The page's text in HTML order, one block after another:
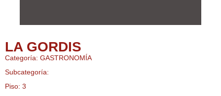
LA GORDIS
Categoría: GASTRONOMÍA
Subcategoría:
Piso: 3